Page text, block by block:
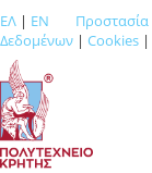
ΕΛ | EN
Δεδομένων | Cookies |